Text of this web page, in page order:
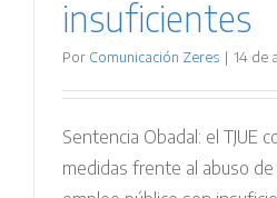
insuficientes
Por Comunicación Zeres | 14 de
Sentencia Obadal: el TJUE
medidas frente al abuso